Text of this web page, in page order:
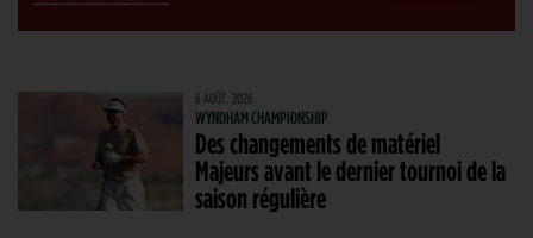
6 AOÛT. 2026
WYNDHAM CHAMPIONSHIP
Des changements de matériel
Majeurs avant le dernier tournoi de la
saison régulière